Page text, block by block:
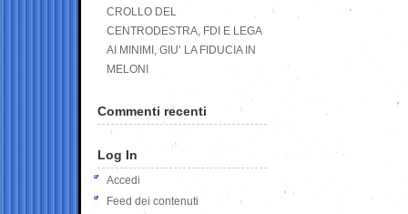
CROLLO DEL
CENTRODESTRA, FDI E LEGA
AI MINIMI, GIU’ LA FIDUCIA IN
MELONI
Commenti recenti
Log In
Accedi
Feed dei contenuti